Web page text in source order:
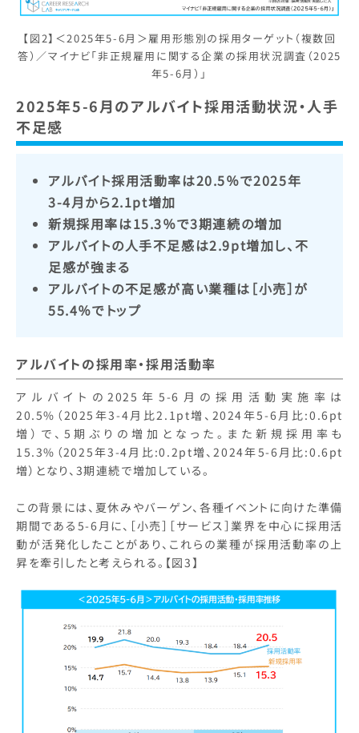
【図2】＜2025年5-6月＞雇用形態別の採用ターゲット（複数回
答）／マイナビ「非正規雇用に関する企業の採用状況調査（2025
年5-6月）」
2025年5-6月のアルバイト採用活動状況・人手
不足感
アルバイト採用活動率は20.5％で2025年
3-4月から2.1pt増加
新規採用率は15.3％で3期連続の増加
アルバイトの人手不足感は2.9pt増加し、不
足感が強まる
アルバイトの不足感が高い業種は［小売］が
55.4％でトップ
アルバイトの採用率・採用活動率
アルバイトの2025年5-6月の採用活動実施率は
20.5%（2025年3-4月比2.1pt増、2024年5-6月比:0.6pt
増）で、5期ぶりの増加となった。また新規採用率も
15.3%（2025年3-4月比:0.2pt増、2024年5-6月比:0.6pt
増）となり、3期連続で増加している。
この背景には、夏休みやバーゲン、各種イベントに向けた準備
期間である5-6月に、［小売］［サービス］業界を中心に採用活
動が活発化したことがあり、これらの業種が採用活動率の上
昇を牽引したと考えられる。【図3】